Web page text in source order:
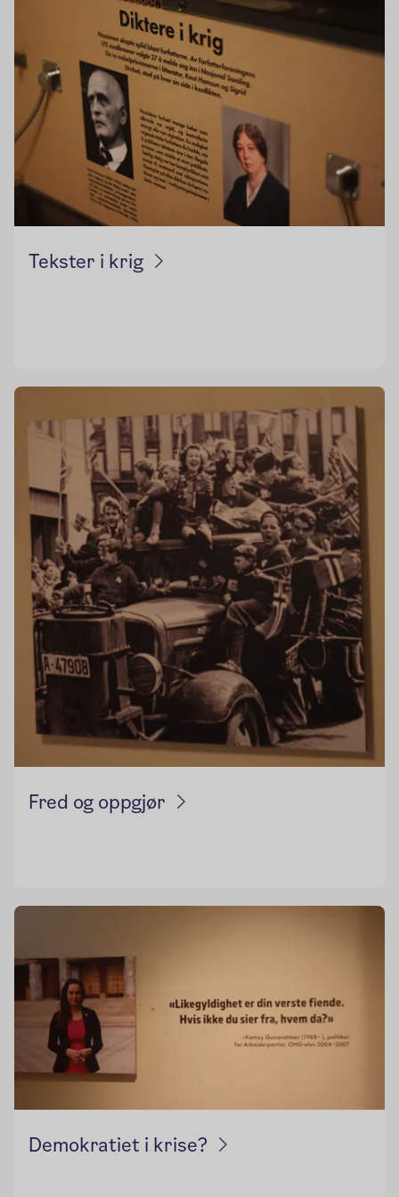
Tekster i krig
Fred og oppgjør
Demokratiet i krise?